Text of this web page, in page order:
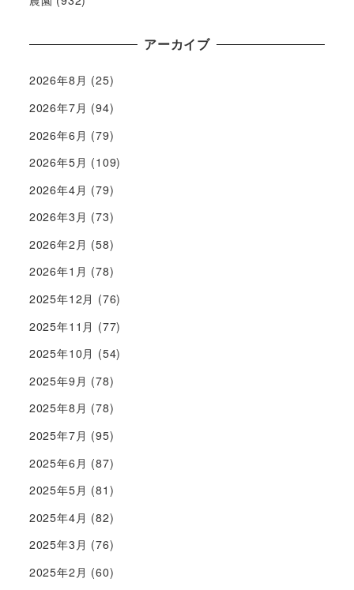
アーカイブ
2026年8月 (25)
2026年7月 (94)
2026年6月 (79)
2026年5月 (109)
2026年4月 (79)
2026年3月 (73)
2026年2月 (58)
2026年1月 (78)
2025年12月 (76)
2025年11月 (77)
2025年10月 (54)
2025年9月 (78)
2025年8月 (78)
2025年7月 (95)
2025年6月 (87)
2025年5月 (81)
2025年4月 (82)
2025年3月 (76)
2025年2月 (60)